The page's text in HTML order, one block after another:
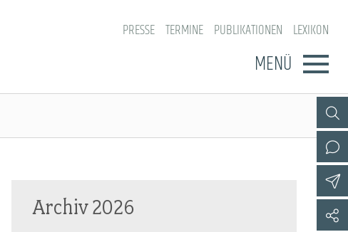
PRESSE TERMINE PUBLIKATIONEN LEXIKON
MENÜ
Archiv 2026